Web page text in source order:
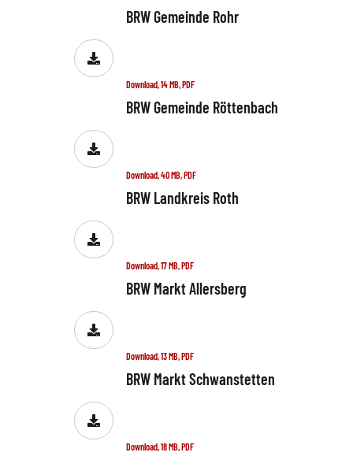
BRW Gemeinde Rohr
Download, 14 MB, PDF
BRW Gemeinde Röttenbach
Download, 40 MB, PDF
BRW Landkreis Roth
Download, 17 MB, PDF
BRW Markt Allersberg
Download, 13 MB, PDF
BRW Markt Schwanstetten
Download, 18 MB, PDF